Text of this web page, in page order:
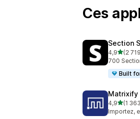
Ces
Section
4,9 (2
2719 avis
700
Built
Matrixify
4,9 (1
1363 avis
Importez,